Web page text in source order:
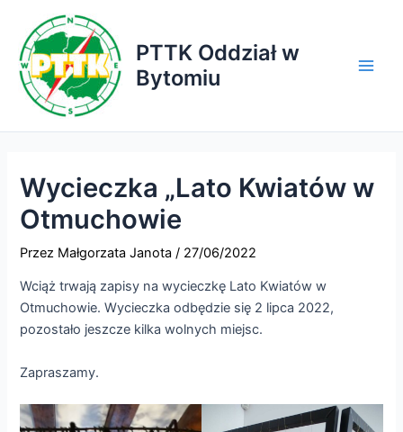
treści
PTTK Oddział w
Bytomiu
Wycieczka „Lato Kwiatów w
Otmuchowie
Przez Małgorzata Janota/ 27/06/2022
Wciąż trwają zapisy na wycieczkę Lato Kwiatów w
Otmuchowie. Wycieczka odbędzie się 2 lipca 2022,
pozostało jeszcze kilka wolnych miejsc.
Zapraszamy.